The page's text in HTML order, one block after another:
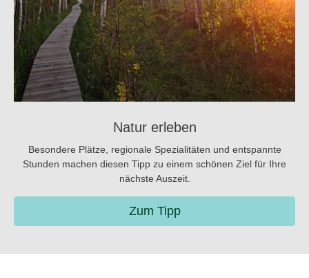
Natur erleben
Besondere Plätze, regionale Spezialitäten und entspannte
Stunden machen diesen Tipp zu einem schönen Ziel für Ihre
nächste Auszeit.
Zum Tipp